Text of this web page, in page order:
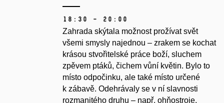
18:30 – 20:00
Zahrada skýtala možnost prožívat svět
všemi smysly najednou – zrakem se kochat
krásou stvořitelské práce boží, sluchem
zpěvem ptáků, čichem vůní květin. Bylo to
místo odpočinku, ale také místo určené
k zábavě. Odehrávaly se v ní slavnosti
rozmanitého druhu – např. ohňostroje,